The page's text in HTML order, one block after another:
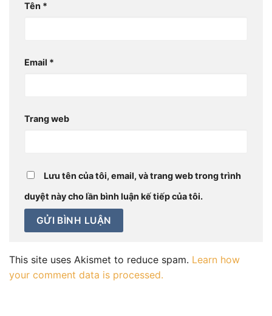
Tên *
Email *
Trang web
Lưu tên của tôi, email, và trang web trong trình
duyệt này cho lần bình luận kế tiếp của tôi.
This site uses Akismet to reduce spam. Learn how
your comment data is processed.